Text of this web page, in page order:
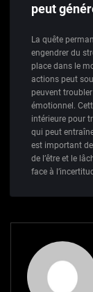
peut
La quête
engendrer du
place dans le
actions peut
peuvent
émotionnel.
intérieure pour
qui peut
est important
de l’être et le
face à